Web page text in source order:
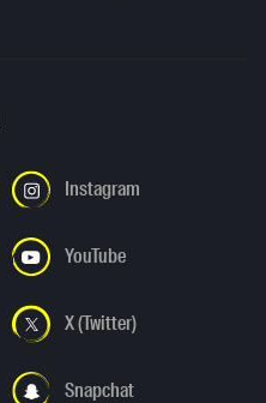
Instagram
YouTube
X (Twitter)
Snapchat